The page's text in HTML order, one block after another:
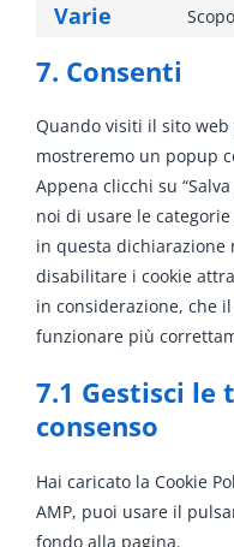
Varie
7. Consenti
Quando visiti il sito
mostreremo un popup
Appena clicchi su
noi di usare le
in questa dichiarazione
disabilitare i cookie
in considerazione, che
funzionare più
7.1 Gestisci le
consenso
Hai caricato la Cookie
AMP, puoi usare il
fondo alla pagina.